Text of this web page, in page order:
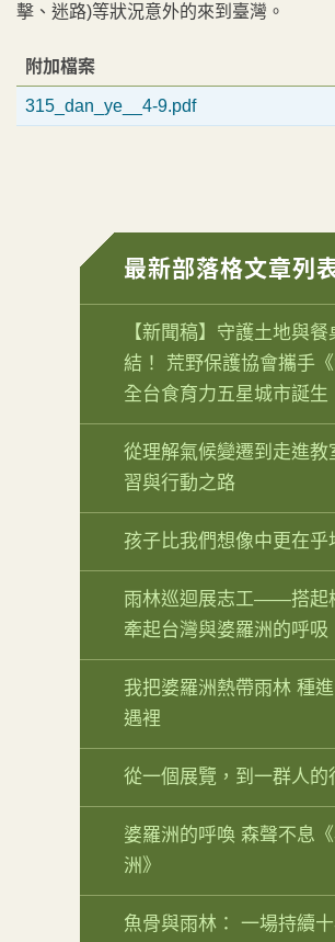
擊、迷路)等狀況意外的來到臺灣。
附加檔案
315_dan_ye__4-9.pdf
最新部落格文章列
【新聞稿】守護土地與
結！ 荒野保護協會攜手
全台食育力五星城市誕生
從理解氣候變遷到走進教
習與行動之路
孩子比我們想像中更在乎
雨林巡迴展志工——搭起
牽起台灣與婆羅洲的呼吸
我把婆羅洲熱帶雨林 種
遇裡
從一個展覽，到一群人的
婆羅洲的呼喚 森聲不息
洲》
魚骨與雨林： 一場持續